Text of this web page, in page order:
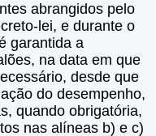
abrangidos pelo
lei, e durante o
garantida a
na data em que
desde que
do desempenho,
quando obrigatória,
nas alíneas b) e c)